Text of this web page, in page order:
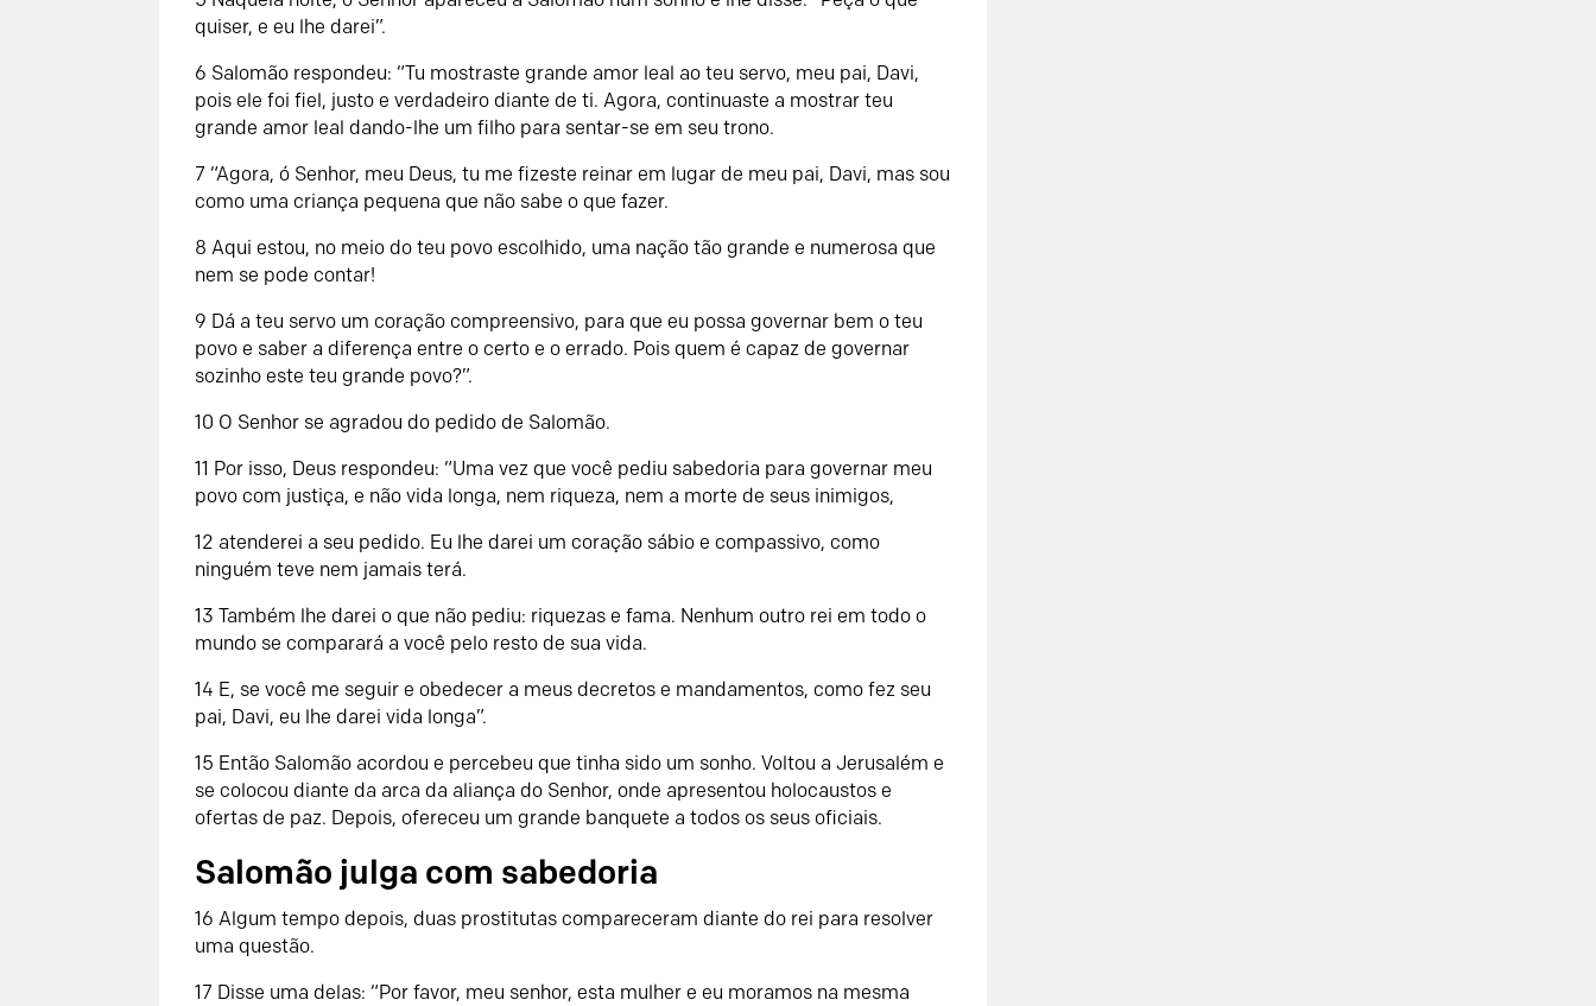
quiser, e eu lhe darei”.
6 Salomão respondeu: “Tu mostraste grande amor leal ao teu servo, meu pai, Davi,
pois ele foi fiel, justo e verdadeiro diante de ti. Agora, continuaste a mostrar teu
grande amor leal dando-lhe um filho para sentar-se em seu trono.
7“Agora, ó Senhor, meu Deus, tu me fizeste reinar em lugar de meu pai, Davi, mas sou
como uma criança pequena que não sabe o que fazer.
8 Aqui estou, no meio do teu povo escolhido, uma nação tão grande e numerosa que
nem se pode contar!
9 Dá a teu servo um coração compreensivo, para que eu possa governar bem o teu
povo e saber a diferença entre o certo e o errado. Pois quem é capaz de governar
sozinho este teu grande povo?”.
10 O Senhor se agradou do pedido de Salomão.
11 Por isso, Deus respondeu: “Uma vez que você pediu sabedoria para governar meu
povo com justiça, e não vida longa, nem riqueza, nem a morte de seus inimigos,
12 atenderei a seu pedido. Eu lhe darei um coração sábio e compassivo, como
ninguém teve nem jamais terá.
13Também lhe darei o que não pediu: riquezas e fama. Nenhum outro rei em todo o
mundo se comparará a você pelo resto de sua vida.
14 E, se você me seguir e obedecer a meus decretos e mandamentos, como fez seu
pai, Davi, eu lhe darei vida longa”.
15 Então Salomão acordou e percebeu que tinha sido um sonho. Voltou a Jerusalém e
se colocou diante da arca da aliança do Senhor, onde apresentou holocaustos e
ofertas de paz. Depois, ofereceu um grande banquete a todos os seus oficiais.
Salomão julga com sabedoria
16 Algum tempo depois, duas prostitutas compareceram diante do rei para resolver
uma questão.
17 Disse uma delas: “Por favor, meu senhor, esta mulher e eu moramos na mesma